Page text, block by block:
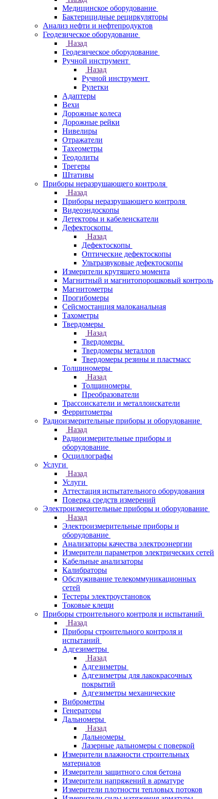
Медицинское оборудование
Бактерицидные рециркуляторы
Анализ нефти и нефтепродуктов
Геодезическое оборудование
Назад
Геодезическое оборудование
Ручной инструмент
Назад
Ручной инструмент
Рулетки
Адаптеры
Вехи
Дорожные колеса
Дорожные рейки
Нивелиры
Отражатели
Тахеометры
Теодолиты
Трегеры
Штативы
Приборы неразрушающего контроля
Назад
Приборы неразрушающего контроля
Видеоэндоскопы
Детекторы и кабелеискатели
Дефектоскопы
Назад
Дефектоскопы
Оптические дефектоскопы
Ультразвуковые дефектоскопы
Измерители крутящего момента
Магнитный и магнитопорошковый контроль
Магнитометры
Прогибомеры
Сейсмостанция малоканальная
Тахометры
Твердомеры
Назад
Твердомеры
Твердомеры металлов
Твердомеры резины и пластмасс
Толщиномеры
Назад
Толщиномеры
Преобразователи
Трассоискатели и металлоискатели
Ферритометры
Радиоизмерительные приборы и оборудование
Назад
Радиоизмерительные приборы и
оборудование
Осциллографы
Услуги
Назад
Услуги
Аттестация испытательного оборудования
Поверка средств измерений
Электроизмерительные приборы и оборудование
Назад
Электроизмерительные приборы и
оборудование
Анализаторы качества электроэнергии
Измерители параметров электрических сетей
Кабельные анализаторы
Калибраторы
Обслуживание телекоммуникационных
сетей
Тестеры электроустановок
Токовые клещи
Приборы строительного контроля и испытаний
Назад
Приборы строительного контроля и
испытаний
Адгезиметры
Назад
Адгезиметры
Адгезиметры для лакокрасочных
покрытий
Адгезиметры механические
Виброметры
Генераторы
Дальномеры
Назад
Дальномеры
Лазерные дальномеры с поверкой
Измерители влажности строительных
материалов
Измерители защитного слоя бетона
Измерители напряжений в арматуре
Измерители плотности тепловых потоков